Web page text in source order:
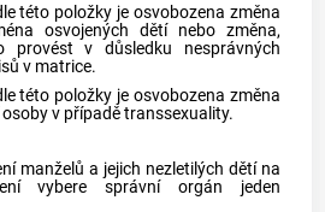
této položky je osvobozena změna
osvojených dětí nebo změna,
provést v důsledku nesprávných
v matrice.
této položky je osvobozena změna
v případě transsexuality.
manželů a jejich nezletilých dětí na
vybere správní orgán jeden